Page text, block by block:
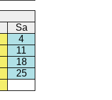
Sa
4
11
18
25